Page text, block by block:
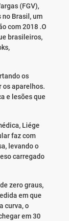
(FGV),
Brasil, um
com 2018 .O
brasileiros,
os
os aparelhos.
e lesões que
Liége
faz com
levando o
carregado
zero graus,
em que
curva, o
em 30